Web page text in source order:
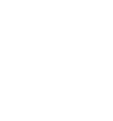
大江东去